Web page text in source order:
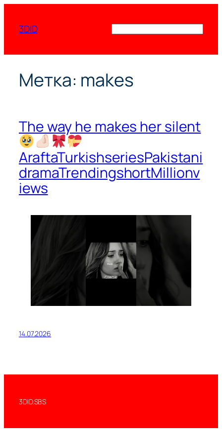
содержимому
3DID
Метка: makes
The way he makes her silent
AraftaTurkishseriesPakistani
dramaTrendingshortMillionv
iews
14.07.2026
3DID.SBS